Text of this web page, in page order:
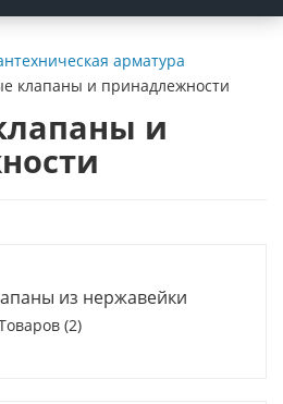
арматура
клапаны и принадлежности
и
из нержавейки
(2)